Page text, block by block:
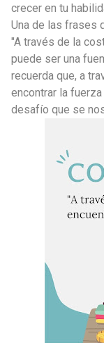
crecer en tu
Una de las frases
"A través de la
puede ser una
recuerda que, a
encontrar la
desafío que se